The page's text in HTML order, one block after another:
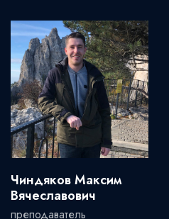
Чиндяков Максим
Вячеславович
преподаватель